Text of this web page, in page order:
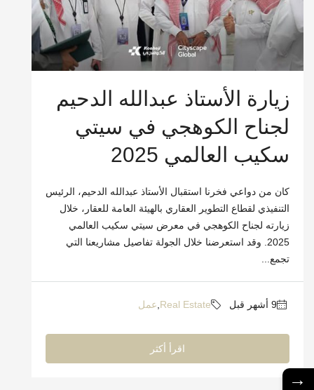
زيارة الأستاذ عبدالله الدحيم
لجناح الكوهجي في سيتي
سكيب العالمي 2025
كان من دواعي فخرنا استقبال الأستاذ عبدالله الدحيم، الرئيس
التنفيذي لقطاع التطوير العقاري بالهيئة العامة للعقار، خلال
زيارته لجناح الكوهجي في معرض سيتي سكيب العالمي
2025. وقد استعرضنا خلال الجولة تفاصيل مشاريعنا التي
تجمع...
Real Estate عمل
اقرأ أكثر
→